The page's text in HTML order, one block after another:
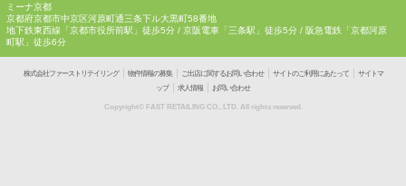
ミーナ京都
京都府京都市中京区河原町通三条下ル大黒町58番地
地下鉄東西線「京都市役所前駅」徒歩5分 / 京阪電車「三条駅」徒歩5分 / 阪急電鉄「京都河原
町駅」徒歩6分
株式会社ファーストリテイリング｜ 物件情報の募集｜ ご出店に関するお問い合わせ｜ サイトのご利用にあたって｜
サイトマ
ップ｜ 求人情報 お問い合わせ
Copyright© FAST RETAILING CO., LTD. All rights reserved.